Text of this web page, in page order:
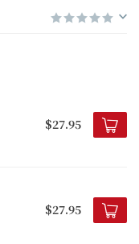
$27.95
$27.95